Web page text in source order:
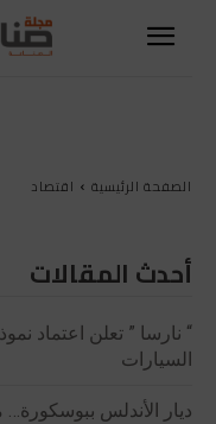
الصفحة الرئيسية اقتصاد
أحدث المقالات
“ نارسا ” تعلن اعتماد
السيارات
ديار الأندلس ببوسكورة…